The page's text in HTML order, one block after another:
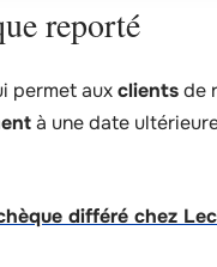
reporté
permet auxclientsde
à une date
différé chez